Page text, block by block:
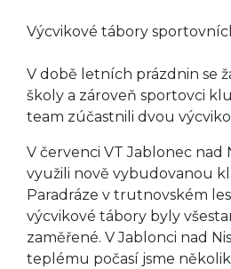
Výcvikové tábory
V době letních prázdnin se
školy a zároveň sportovci
team zúčastnili dvou
V červenci VT Jablonec nad
využili nově vybudovanou
Paradráze v trutnovském
výcvikové tábory byly
zaměřené. V Jablonci nad
teplému počasí jsme